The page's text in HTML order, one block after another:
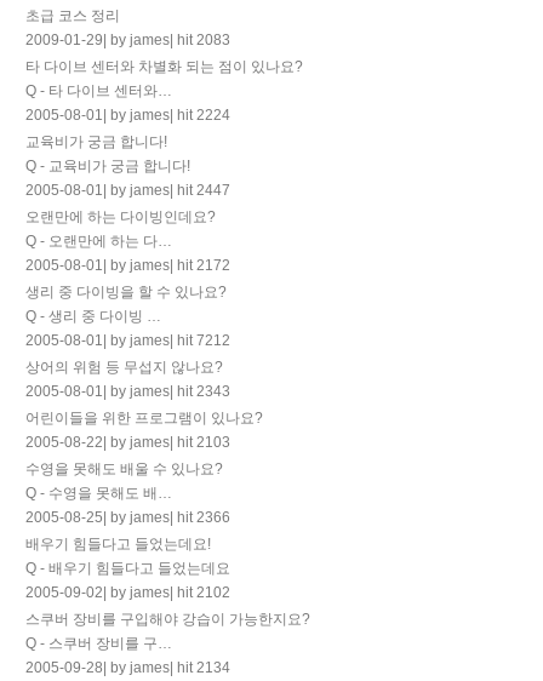
초급 코스 정리
2009-01-29
by james hit 2083
타 다이브 센터와 차별화 되는 점이 있나요?
Q - 타 다이브 센터와…
2005-08-01
by james hit 2224
교육비가 궁금 합니다!
Q - 교육비가 궁금 합니다!
2005-08-01
by james hit 2447
오랜만에 하는 다이빙인데요?
Q - 오랜만에 하는 다…
2005-08-01
by james hit 2172
생리 중 다이빙을 할 수 있나요?
Q - 생리 중 다이빙 …
2005-08-01
by james hit 7212
상어의 위험 등 무섭지 않나요?
2005-08-01
by james hit 2343
어린이들을 위한 프로그램이 있나요?
2005-08-22
by james hit 2103
수영을 못해도 배울 수 있나요?
Q - 수영을 못해도 배…
2005-08-25
by james hit 2366
배우기 힘들다고 들었는데요!
Q - 배우기 힘들다고 들었는데요
2005-09-02
by james hit 2102
스쿠버 장비를 구입해야 강습이 가능한지요?
Q - 스쿠버 장비를 구…
2005-09-28
by james hit 2134